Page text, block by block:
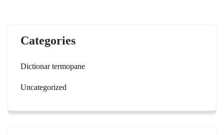
Categories
Dictionar termopane
Uncategorized